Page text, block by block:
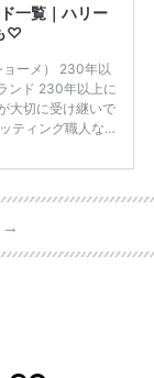
一覧｜ハリー
♡
ーメ） 230年以
ンド 230年以上に
大切に受け継いで
ティング職人な
高のデザインと品
さんが矢沢さんに
。 ショーメの価
→